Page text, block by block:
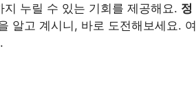
누릴 수 있는 기회를 제공해요. 정
알고 계시니, 바로 도전해보세요. 여